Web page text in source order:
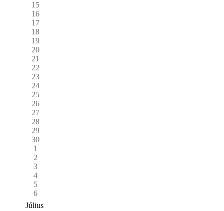
15
16
17
18
19
20
21
22
23
24
25
26
27
28
29
30
1
2
3
4
5
6
Július